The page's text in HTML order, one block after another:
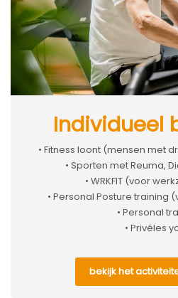
Individueel
• Fitness loont (mensen met
• Sporten met Reuma,
• WRKFIT (voor
• Personal Posture training
• Personal
• Privéles
bekijk het